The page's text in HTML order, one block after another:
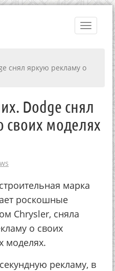
Toggle
снял яркую рекламу о
Dodge снял
своих моделях
марка
роскошные
Chrysler, сняла
о своих
моделях.
рекламу, в